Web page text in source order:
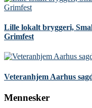
Lille lokalt bryggeri,
Grimfest
Veteranhjem Aarhus
Mennesker